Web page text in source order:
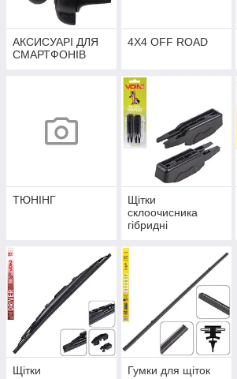
АКСИСУАРІ ДЛЯ
СМАРТФОНІВ
4Х4 OFF ROAD
ТЮНІНГ
Щітки
склоочисника
гібридні
Щітки
Гумки для щіток